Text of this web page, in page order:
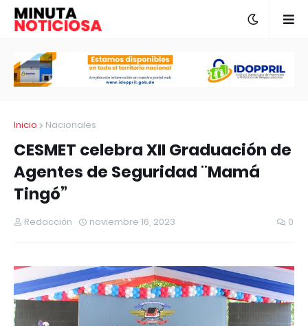
Inicio Nacionales
CESMET celebra XII Graduación de
Agentes de Seguridad ¨Mamá
Tingó”
Redacción noviembre 16, 2023 0